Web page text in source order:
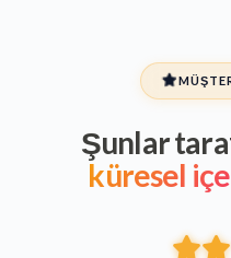
Şunlar
küresel